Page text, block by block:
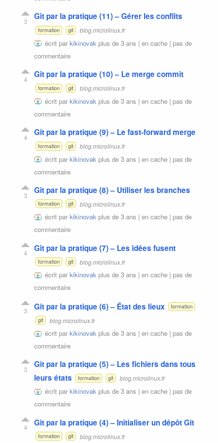
3 Git par la pratique (11) – Gérer les conflits
formation git blog.microlinux.fr
écrit parkikinovak plus de 3 ans | en cache | pas de
commentaire
4 Git par la pratique (10) – Le merge commit
formation git blog.microlinux.fr
écrit parkikinovak plus de 3 ans | en cache | pas de
commentaire
4 Git par la pratique (9) – Le fast-forward merge
formation git blog.microlinux.fr
écrit parkikinovak plus de 3 ans | en cache | pas de
commentaire
3 Git par la pratique (8) – Utiliser les branches
formation git blog.microlinux.fr
écrit parkikinovak plus de 3 ans | en cache | pas de
commentaire
4 Git par la pratique (7) – Les idées fusent
formation git blog.microlinux.fr
écrit parkikinovak plus de 3 ans | en cache | pas de
commentaire
3 Git par la pratique (6) – État des lieux
formation
git
blog.microlinux.fr
écrit parkikinovak plus de 3 ans | en cache | pas de
commentaire
3
Git par la pratique (5) – Les fichiers dans tous
leurs états
formation git blog.microlinux.fr
écrit parkikinovak plus de 3 ans | en cache | pas de
commentaire
4 Git par la pratique (4) – Initialiser un dépôt Git
formation git blog.microlinux.fr